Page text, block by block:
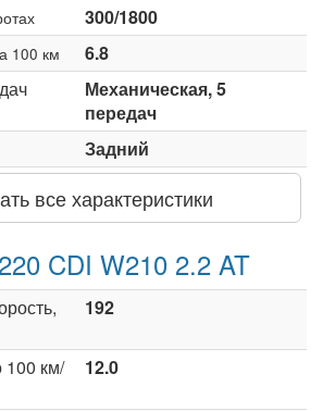
300/1800
100 км
6.8
Механическая, 5
передач
Задний
все характеристики
CDI W210 2.2 AT
192
100 км/
12.0